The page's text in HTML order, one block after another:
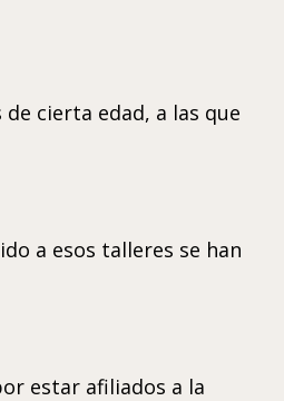
cierta edad, a las que
a esos talleres se han
estar afiliados a la